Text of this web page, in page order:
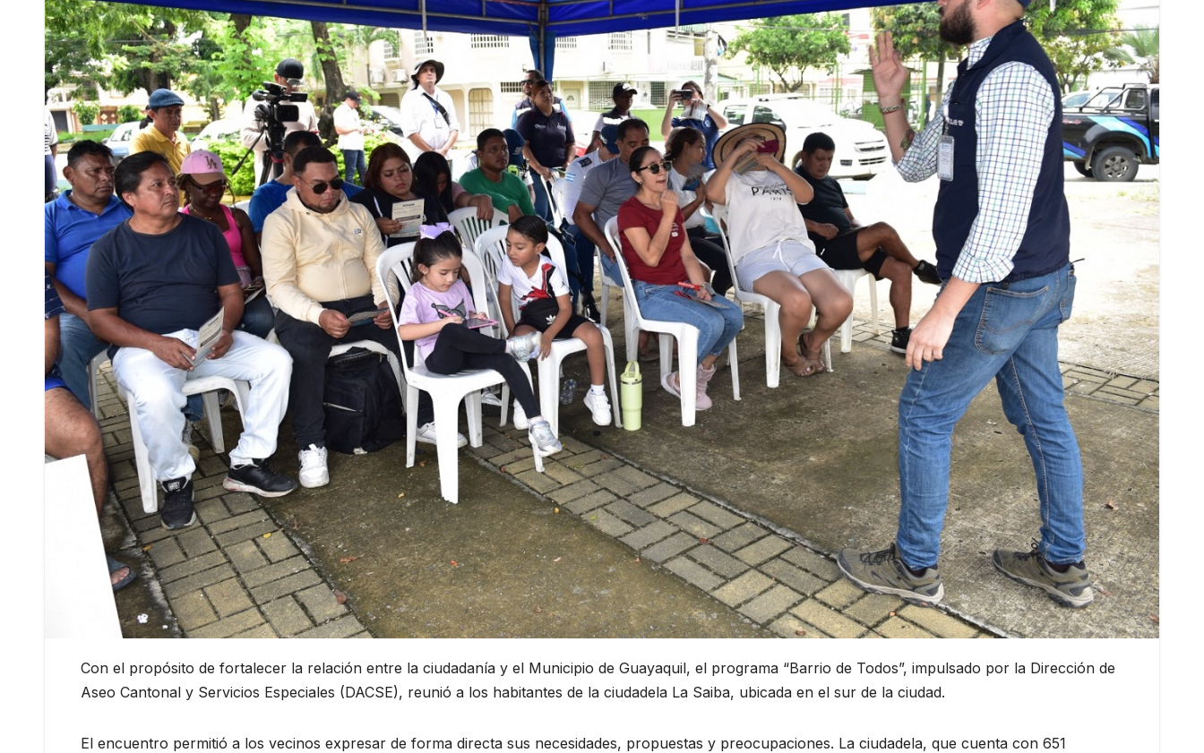
Con el propósito de fortalecer la relación entre la ciudadanía y el Municipio de Guayaquil, el programa “Barrio de Todos”, impulsado por la Dirección de
Aseo Cantonal y Servicios Especiales (DACSE), reunió a los habitantes de la ciudadela La Saiba, ubicada en el sur de la ciudad.
El encuentro permitió a los vecinos expresar de forma directa sus necesidades, propuestas y preocupaciones. La ciudadela, que cuenta con 651